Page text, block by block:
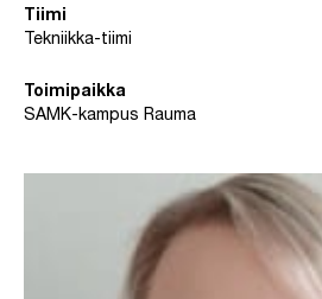
Tiimi
Tekniikka-tiimi
Toimipaikka
SAMK-kampus Rauma